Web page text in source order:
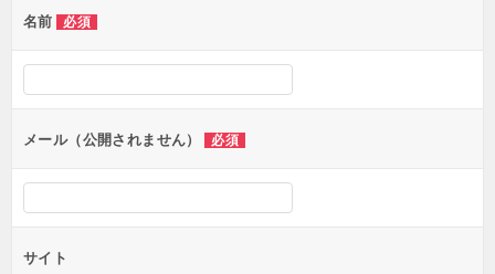
名前 必須
メール（公開されません） 必須
サイト